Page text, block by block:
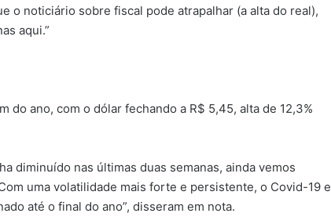
o noticiário sobre fiscal pode atrapalhar (a alta do real),
aqui.”
do ano, com o dólar fechando a R$ 5,45, alta de 12,3%
diminuído nas últimas duas semanas, ainda vemos
uma volatilidade mais forte e persistente, o Covid-19 e
até o final do ano”, disseram em nota.